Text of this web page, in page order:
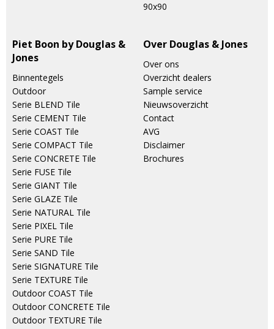
90x90
Piet Boon by Douglas &
Jones
Binnentegels
Outdoor
Serie BLEND Tile
Serie CEMENT Tile
Serie COAST Tile
Serie COMPACT Tile
Serie CONCRETE Tile
Serie FUSE Tile
Serie GIANT Tile
Serie GLAZE Tile
Serie NATURAL Tile
Serie PIXEL Tile
Serie PURE Tile
Serie SAND Tile
Serie SIGNATURE Tile
Serie TEXTURE Tile
Outdoor COAST Tile
Outdoor CONCRETE Tile
Outdoor TEXTURE Tile
Over Douglas & Jones
Over ons
Overzicht dealers
Sample service
Nieuwsoverzicht
Contact
AVG
Disclaimer
Brochures